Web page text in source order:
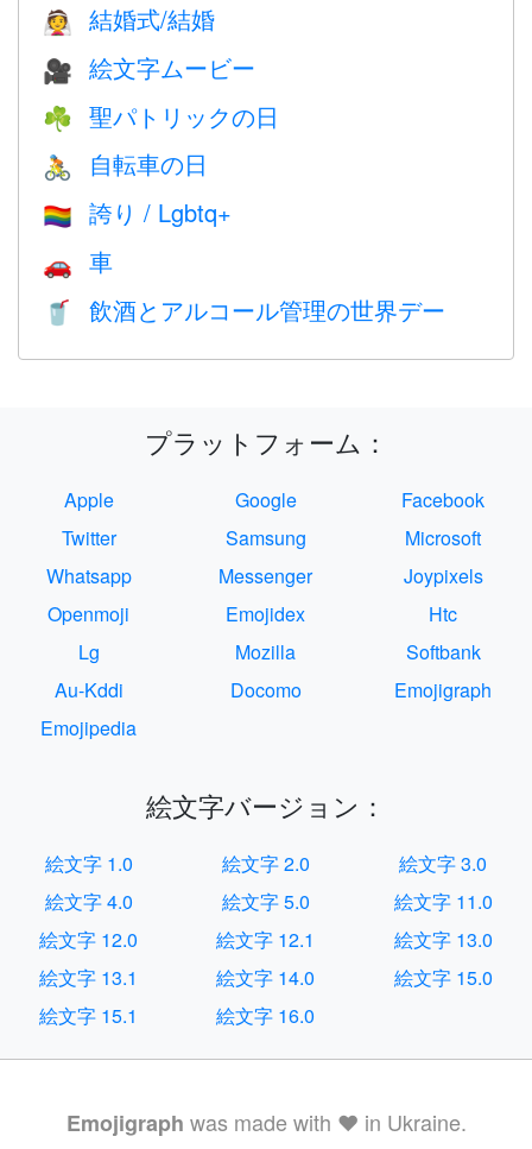
👰 結婚式/結婚
🎥 絵文字ムービー
☘️ 聖パトリックの日
🚴 自転車の日
🏳️‍🌈 誇り / Lgbtq+
🚗 車
🥤 飲酒とアルコール管理の世界デー
プラットフォーム：
Apple Google
Facebook
Twitter
Samsung
Microsoft
Whatsapp
Messenger
Joypixels
Openmoji
Emojidex
Htc
Lg
Mozilla
Softbank
Au-Kddi
Docomo
Emojigraph
Emojipedia
絵文字バージョン：
絵文字 1.0 絵文字 2.0
絵文字 3.0
絵文字 4.0
絵文字 5.0
絵文字 11.0
絵文字 12.0
絵文字 12.1
絵文字 13.0
絵文字 13.1
絵文字 14.0
絵文字 15.0
絵文字 15.1
絵文字 16.0
Emojigraph was made with ❤️ in Ukraine.